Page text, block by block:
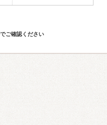
ご確認ください